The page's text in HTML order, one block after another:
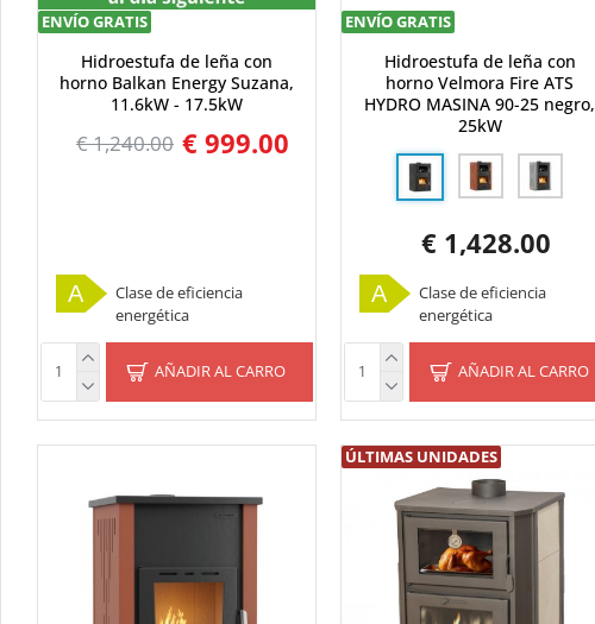
ENVÍO GRATIS
Hidroestufa de leña con
horno Balkan Energy Suzana,
11.6kW - 17.5kW
€ 999.00
€ 1,240.00
A
Clase de eficiencia
energética
AÑADIR AL CARRO
ENVÍO GRATIS
Hidroestufa de leña con
horno Velmora Fire ATS
HYDRO MASINA 90-25 negro,
25kW
€ 1,428.00
A
Clase de eficiencia
energética
AÑADIR AL CARRO
ÚLTIMAS UNIDADES